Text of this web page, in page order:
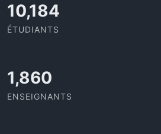
11,110
ÉTUDIANTS
2,029
ENSEIGNANTS